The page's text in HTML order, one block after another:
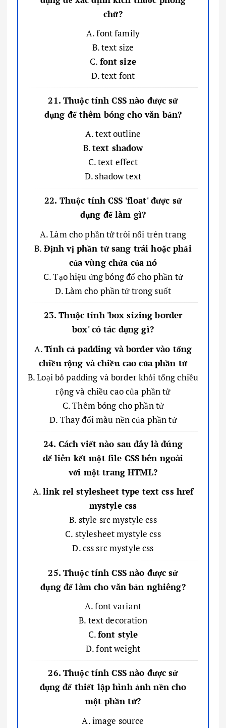
chữ?
A. font family
B. text size
C. font size
D. text font
21. Thuộc tính CSS nào được sử
dụng để thêm bóng cho văn bản?
A. text outline
B.text shadow
C. text effect
D. shadow text
22. Thuộc tính CSS 'float' được sử
dụng để làm gì?
A. Làm cho phần tử trôi nổi trên trang
B. Định vị phần tử sang trái hoặc phải
của vùng chứa của nó
C. Tạo hiệu ứng bóng đổ cho phần tử
D. Làm cho phần tử trong suốt
23. Thuộc tính 'box sizing border
box' có tác dụng gì?
A.Tính cả padding và border vào tổng
chiều rộng và chiều cao của phần tử
B. Loại bỏ padding và border khỏi tổng chiều
rộng và chiều cao của phần tử
C. Thêm bóng cho phần tử
D. Thay đổi màu nền của phần tử
24. Cách viết nào sau đây là đúng
để liên kết một file CSS bên ngoài
với một trang HTML?
A.link rel stylesheet type text css href
mystyle css
B. style src mystyle css
C. stylesheet mystyle css
D. css src mystyle css
25. Thuộc tính CSS nào được sử
dụng để làm cho văn bản nghiêng?
A. font variant
B. text decoration
C.font style
D. font weight
26. Thuộc tính CSS nào được sử
dụng để thiết lập hình ảnh nền cho
một phần tử?
A. image source